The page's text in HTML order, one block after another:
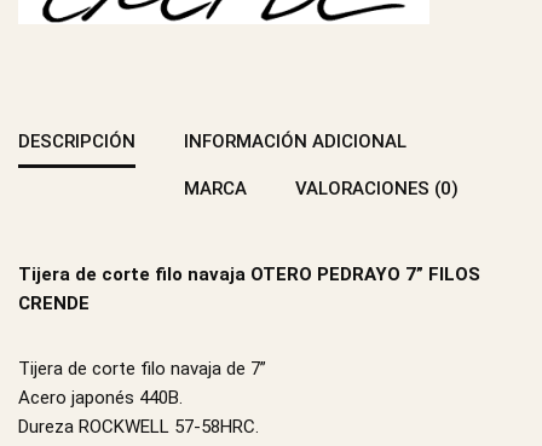
DESCRIPCIÓN INFORMACIÓN ADICIONAL
MARCA VALORACIONES (0)
Tijera de corte filo navaja OTERO PEDRAYO 7” FILOS
CRENDE
Tijera de corte filo navaja de 7”
Acero japonés 440B.
Dureza ROCKWELL 57-58HRC.